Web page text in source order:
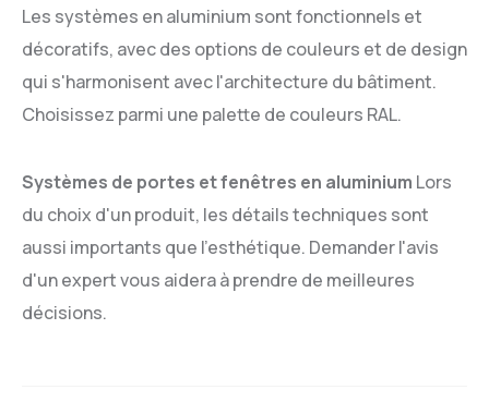
Les systèmes en aluminium sont fonctionnels et
décoratifs, avec des options de couleurs et de design
qui s'harmonisent avec l'architecture du bâtiment.
Choisissez parmi une palette de couleurs RAL.
Systèmes de portes et fenêtres en aluminium Lors
du choix d'un produit, les détails techniques sont
aussi importants que l'esthétique. Demander l'avis
d'un expert vous aidera à prendre de meilleures
décisions.